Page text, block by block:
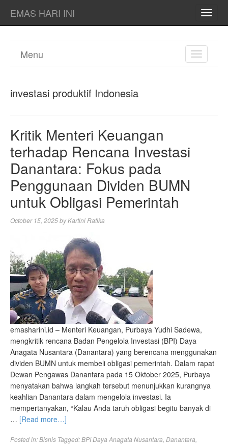
EMAS HARI INI
TOGGLE
Menu
investasi produktif Indonesia
Kritik Menteri Keuangan
terhadap Rencana Investasi
Danantara: Fokus pada
Penggunaan Dividen BUMN
untuk Obligasi Pemerintah
October 15, 2025byKartini Ratika
emasharini.id – Menteri Keuangan, Purbaya Yudhi Sadewa,
mengkritik rencana Badan Pengelola Investasi (BPI) Daya
Anagata Nusantara (Danantara) yang berencana menggunakan
dividen BUMN untuk membeli obligasi pemerintah. Dalam rapat
Dewan Pengawas Danantara pada 15 Oktober 2025, Purbaya
menyatakan bahwa langkah tersebut menunjukkan kurangnya
keahlian Danantara dalam mengelola investasi. Ia
mempertanyakan, “Kalau Anda taruh obligasi begitu banyak di
… [Read more…]
Posted in:Bisnis Tagged:BPI Daya Anagata Nusantara Danantara